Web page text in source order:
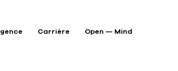
Carrière Open — Mind